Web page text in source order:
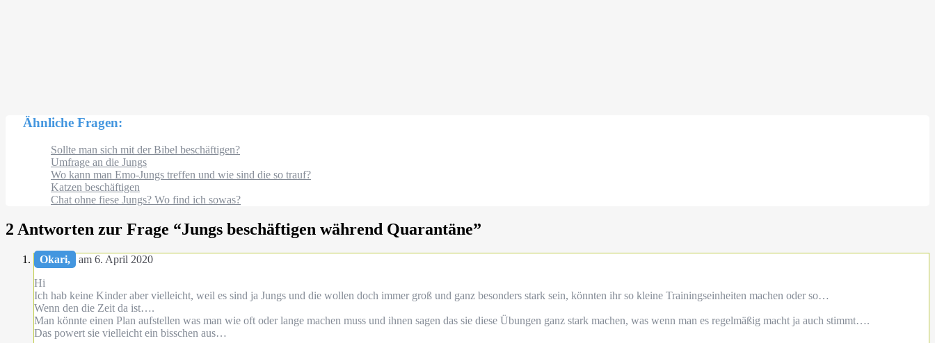
Ähnliche Fragen:
Sollte man sich mit der Bibel beschäftigen?
Umfrage an die Jungs
Wo kann man Emo-Jungs treffen und wie sind die so trauf?
Katzen beschäftigen
Chat ohne fiese Jungs? Wo find ich sowas?
2 Antworten zur Frage “Jungs beschäftigen während Quarantäne”
Okari,
am 6. April 2020
Hi
Ich hab keine Kinder aber vielleicht, weil es sind ja Jungs und die wollen doch immer groß und ganz besonders stark sein, könnten ihr so kleine Trainingseinheiten machen oder so…
Wenn den die Zeit da ist….
Man könnte einen Plan aufstellen was man wie oft oder lange machen muss und ihnen sagen das sie diese Übungen ganz stark machen, was wenn man es regelmäßig macht ja auch stimmt….
Das powert sie vielleicht ein bisschen aus…